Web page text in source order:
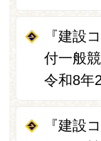
『建設
付一般
令和8年
『建設